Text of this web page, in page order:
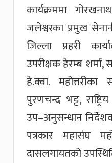
कार्यक्रममा
जलेश्वरका प्रमुख
जिल्ला प्रहरी
उपरीक्षक हेरम्ब
हे.क्वा. महोत्तरीका
पुरणचन्द भट्ट,
उप–अनुसन्धान
पत्रकार महासंघ
दासलगायतको